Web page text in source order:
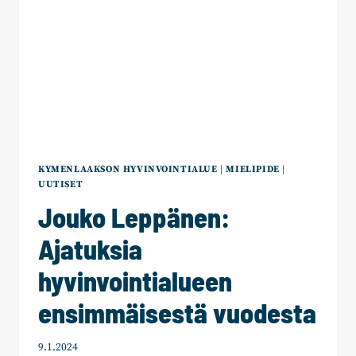
KYMENLAAKSON HYVINVOINTIALUE |MIELIPIDE |
UUTISET
Jouko Leppänen:
Ajatuksia
hyvinvointialueen
ensimmäisestä vuodesta
9.1.2024